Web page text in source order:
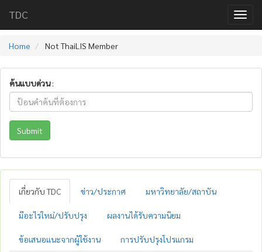
TDC
Home Not ThaiLIS Member
ค้นแบบด่วน:
Submit
เกี่ยวกับ TDC ข่าว/ประกาศ มหาวิทยาลัย/สถาบัน
มีอะไรใหม่/ปรับปรุง ผลงานได้รับความนิยม
ข้อเสนอแนะจากผู้ใช้งาน การปรับปรุงโปรแกรม